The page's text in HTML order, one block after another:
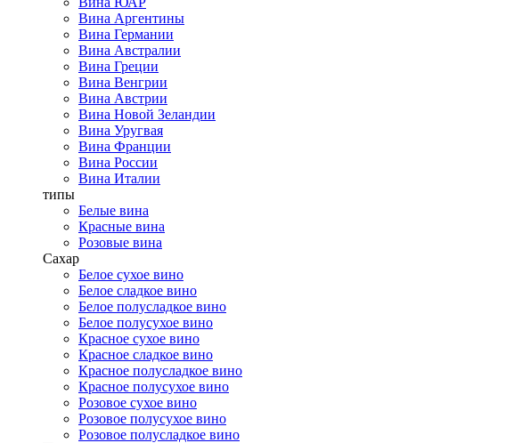
Вина Аргентины
Вина Германии
Вина Австралии
Вина Греции
Вина Венгрии
Вина Австрии
Вина Новой Зеландии
Вина Уругвая
Вина Франции
Вина России
Вина Италии
типы
Белые вина
Красные вина
Розовые вина
Сахар
Белое сухое вино
Белое сладкое вино
Белое полусладкое вино
Белое полусухое вино
Красное сухое вино
Красное сладкое вино
Красное полусладкое вино
Красное полусухое вино
Розовое сухое вино
Розовое полусухое вино
Розовое полусладкое вино